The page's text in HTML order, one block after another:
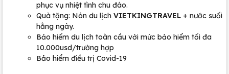
phục vụ nhiệt tình chu đáo.
Quà tặng: Nón du lịch VIETKINGTRAVEL + nước suối
hằng ngày.
Bảo hiểm du lịch toàn cầu với mức bảo hiểm tối đa
10.000usd/trường hợp
Bảo hiểm điều trị Covid-19